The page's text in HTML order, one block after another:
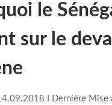
le
sur le
I Dernière Mise